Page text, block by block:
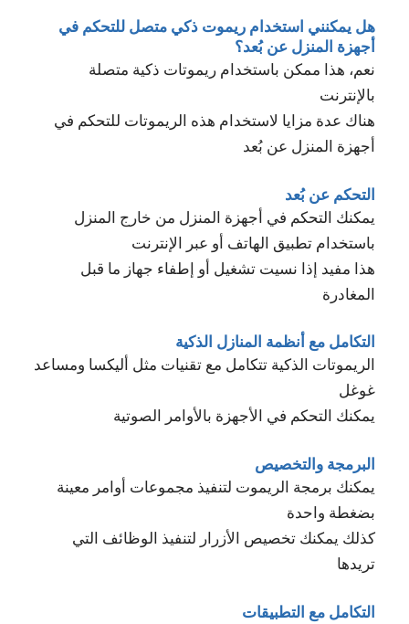
هل يمكنني استخدام ريموت ذكي متصل للتحكم في
أجهزة المنزل عن بُعد؟
نعم، هذا ممكن باستخدام ريموتات ذكية متصلة
بالإنترنت
هناك عدة مزايا لاستخدام هذه الريموتات للتحكم في
أجهزة المنزل عن بُعد
التحكم عن بُعد
يمكنك التحكم في أجهزة المنزل من خارج المنزل
باستخدام تطبيق الهاتف أو عبر الإنترنت
هذا مفيد إذا نسيت تشغيل أو إطفاء جهاز ما قبل
المغادرة
التكامل مع أنظمة المنازل الذكية
الريموتات الذكية تتكامل مع تقنيات مثل أليكسا ومساعد
غوغل
يمكنك التحكم في الأجهزة بالأوامر الصوتية
البرمجة والتخصيص
يمكنك برمجة الريموت لتنفيذ مجموعات أوامر معينة
بضغطة واحدة
كذلك يمكنك تخصيص الأزرار لتنفيذ الوظائف التي
تريدها
التكامل مع التطبيقات